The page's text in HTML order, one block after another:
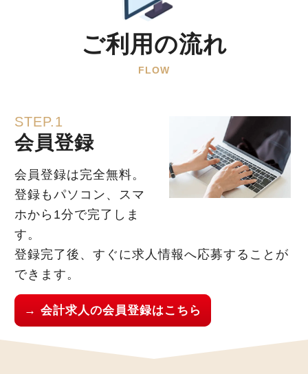
ご利用の流れ
FLOW
STEP.1
会員登録
会員登録は完全無料。
登録もパソコン、スマ
ホから1分で完了しま
す。
登録完了後、すぐに求人情報へ応募することが
できます。
→ 会計求人の会員登録はこちら